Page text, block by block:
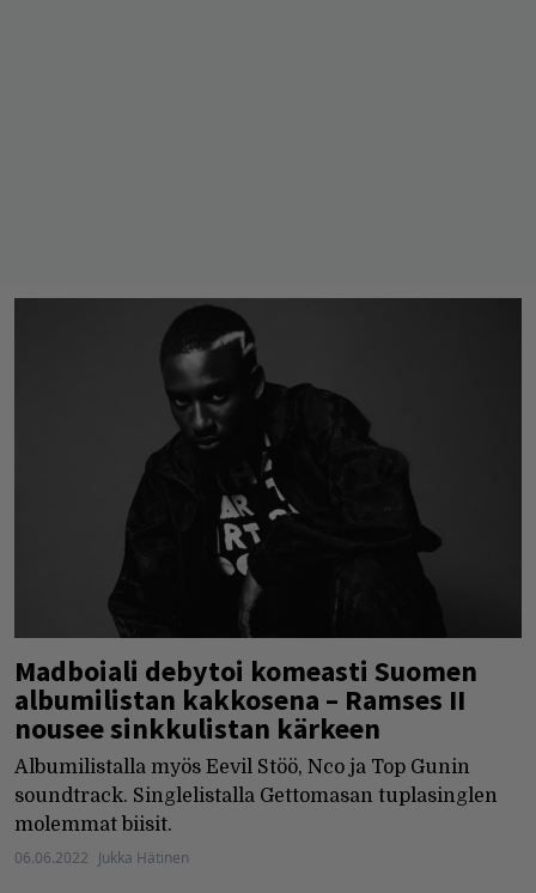
Madboiali debytoi komeasti Suomen
albumilistan kakkosena – Ramses II
nousee sinkkulistan kärkeen
Albumilistalla myös Eevil Stöö, Nco ja Top Gunin
soundtrack. Singlelistalla Gettomasan tuplasinglen
molemmat biisit.
06.06.2022 Jukka Hätinen